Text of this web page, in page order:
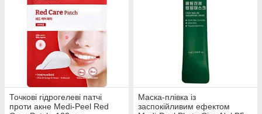
Точкові гідрогелеві патчі
проти акне Medi-Peel Red
Маска-плівка із
заспокійливим ефектом